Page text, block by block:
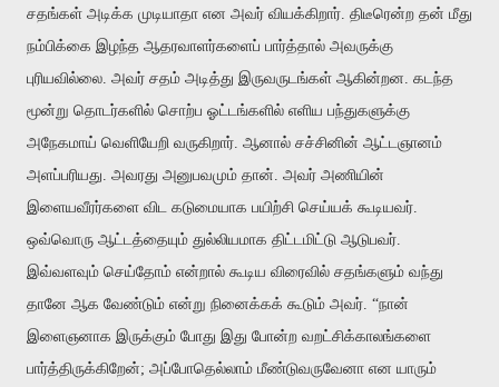
சதங்கள் அடிக்க முடியாதா என அவர் வியக்கிறார். திடீரென்ற தன் மீது
நம்பிக்கை இழந்த ஆதரவாளர்களைப் பார்த்தால் அவருக்கு
புரியவில்லை. அவர் சதம் அடித்து இருவருடங்கள் ஆகின்றன. கடந்த
மூன்று தொடர்களில் சொற்ப ஓட்டங்களில் எளிய பந்துகளுக்கு
அநேகமாய் வெளியேறி வருகிறார். ஆனால் சச்சினின் ஆட்டஞானம்
அளப்பரியது. அவரது அனுபவமும் தான். அவர் அணியின்
இளையவீரர்களை விட கடுமையாக பயிற்சி செய்யக் கூடியவர்.
ஒவ்வொரு ஆட்டத்தையும் துல்லியமாக திட்டமிட்டு ஆடுபவர்.
இவ்வளவும் செய்தோம் என்றால் கூடிய விரைவில் சதங்களும் வந்து
தானே ஆக வேண்டும் என்று நினைக்கக் கூடும் அவர். “நான்
இளைஞனாக இருக்கும் போது இது போன்ற வறட்சிக்காலங்களை
பார்த்திருக்கிறேன்; அப்போதெல்லாம் மீண்டுவருவேனா என யாரும்